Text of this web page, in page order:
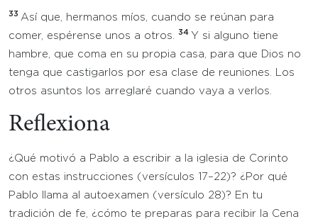
33 Así que, hermanos míos, cuando se reúnan para
comer, espérense unos a otros.
34 Y si alguno tiene
hambre, que coma en su propia casa, para que Dios no
tenga que castigarlos por esa clase de reuniones. Los
otros asuntos los arreglaré cuando vaya a verlos.
Reflexiona
¿Qué motivó a Pablo a escribir a la iglesia de Corinto
con estas instrucciones (versículos 17–22)? ¿Por qué
Pablo llama al autoexamen (versículo 28)? En tu
tradición de fe, ¿cómo te preparas para recibir la Cena